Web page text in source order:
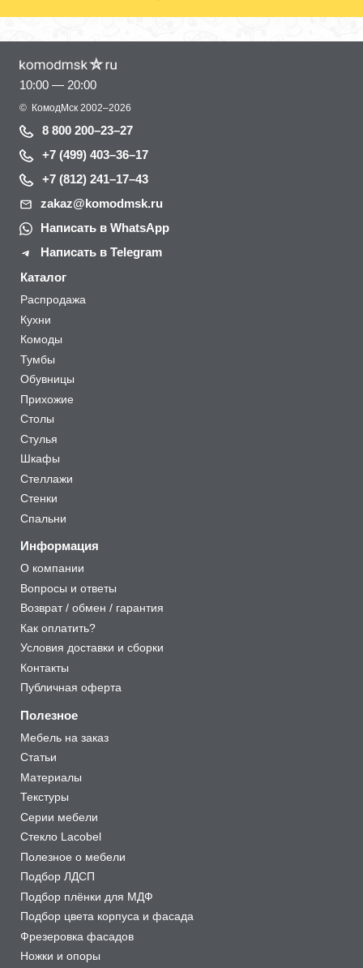
10:00 — 20:00
© КомодМск 2002–2026
8 800 200–23–27
+7 (499) 403–36–17
+7 (812) 241–17–43
zakaz@komodmsk.ru
Написать в WhatsApp
Написать в Telegram
Каталог
Распродажа
Кухни
Комоды
Тумбы
Обувницы
Прихожие
Столы
Стулья
Шкафы
Стеллажи
Стенки
Спальни
Информация
О компании
Вопросы и ответы
Возврат / обмен / гарантия
Как оплатить?
Условия доставки и сборки
Контакты
Публичная оферта
Полезное
Мебель на заказ
Статьи
Материалы
Текстуры
Серии мебели
Стекло Lacobel
Полезное о мебели
Подбор ЛДСП
Подбор плёнки для МДФ
Подбор цвета корпуса и фасада
Фрезеровка фасадов
Ножки и опоры